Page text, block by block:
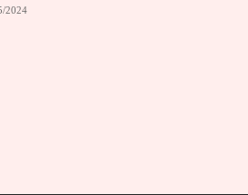
2024